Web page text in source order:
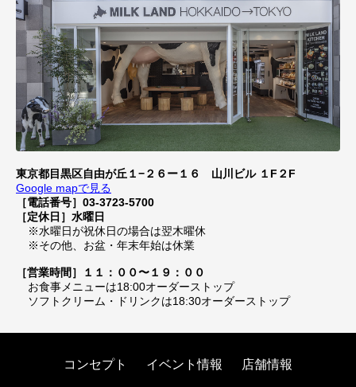
東京都目黒区自由が丘１−２６ー１６ 山川ビル １F２F
Google mapで見る
［電話番号］03-3723-5700
［定休日］水曜日
※水曜日が祝休日の場合は翌木曜休
※その他、お盆・年末年始は休業
［営業時間］１１：００〜１９：００
お食事メニューは18:00オーダーストップ
ソフトクリーム・ドリンクは18:30オーダーストップ
コンセプト イベント情報 店舗情報